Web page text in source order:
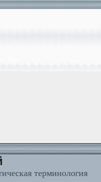
терминология